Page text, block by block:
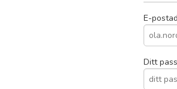
E-
Ditt